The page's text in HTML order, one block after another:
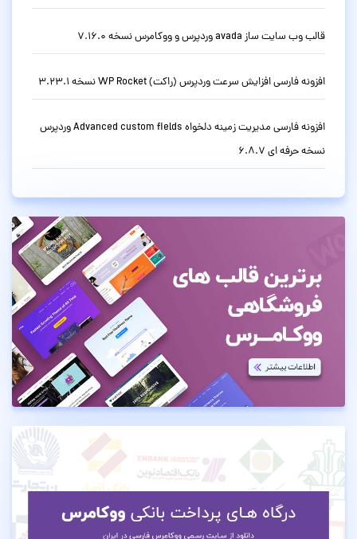
قالب وب سایت ساز avada وردپرس و ووکامرس نسخه 7.16.0
افزونه فارسی افزایش سرعت وردپرس (راکت) WP Rocket نسخه 3.23.1
افزونه فارسی مدیریت زمینه دلخواه Advanced custom fields وردپرس
نسخه حرفه ای 6.8.7